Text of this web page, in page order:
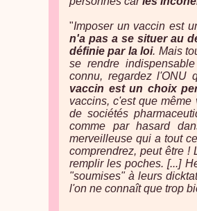
"Imposer un vaccin est
n'a pas a se situer au
définie par la loi. Mais
se rendre
connu, regardez l'ONU
vaccin est un choix
vaccins, c'est que
de sociétés
comme par hasard
merveilleuse qui a tout
comprendrez, peut être !
remplir les poches. [...]
"soumises" à leurs
l'on ne connaît que trop